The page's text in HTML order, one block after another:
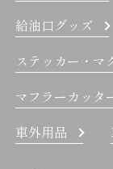
給油口グッズ
ステッカー・マ
マフラーカッタ
車外用品